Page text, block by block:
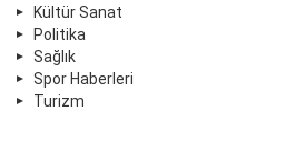
Kültür Sanat
Politika
Sağlık
Spor Haberleri
Turizm